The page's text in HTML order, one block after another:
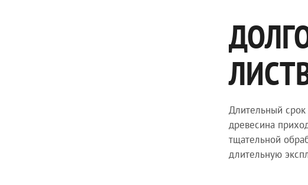
Длительный срок
древесина
тщательной
длительную